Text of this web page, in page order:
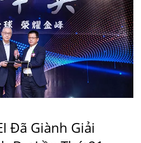
Đã Giành Giải